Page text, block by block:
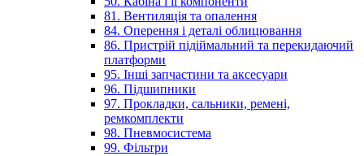
81. Вентиляція та опалення
84. Оперення і деталі облицювання
86. Пристрій підіймальний та перекидаючий
платформи
95. Інші запчастини та аксесуари
96. Підшипники
97. Прокладки, сальники, ремені,
ремкомплекти
98. Пневмосистема
99. Фільтри